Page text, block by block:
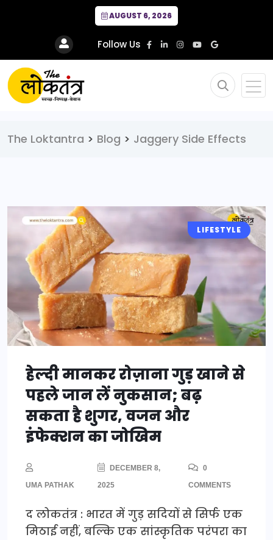
AUGUST 6, 2026
Follow Us
The Loktantra > Blog > Jaggery Side Effects
LIFESTYLE
हेल्दी मानकर रोज़ाना गुड़ खाने से
पहले जान लें नुकसान; बढ़
सकता है शुगर, वजन और
इंफेक्शन का जोखिम
UMA PATHAK
DECEMBER 8,
2025
0
COMMENTS
द लोकतंत्र : भारत में गुड़ सदियों से सिर्फ एक
मिठाई नहीं, बल्कि एक सांस्कृतिक परंपरा का